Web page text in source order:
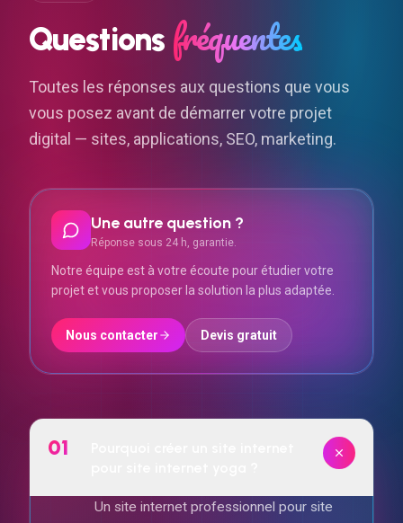
Questions fréquentes
Toutes les réponses aux questions que vous
vous posez avant de démarrer votre projet
digital — sites, applications, SEO, marketing.
Une autre question ?
Réponse sous 24 h, garantie.
Notre équipe est à votre écoute pour étudier votre
projet et vous proposer la solution la plus adaptée.
Nous contacter Devis gratuit
01
Un site internet professionnel pour site